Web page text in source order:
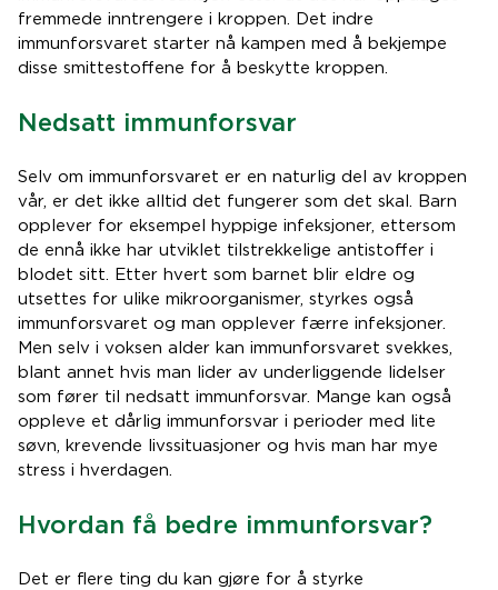
fremmede inntrengere i kroppen. Det indre
immunforsvaret starter nå kampen med å bekjempe
disse smittestoffene for å beskytte kroppen.
Nedsatt immunforsvar
Selv om immunforsvaret er en naturlig del av kroppen
vår, er det ikke alltid det fungerer som det skal. Barn
opplever for eksempel hyppige infeksjoner, ettersom
de ennå ikke har utviklet tilstrekkelige antistoffer i
blodet sitt. Etter hvert som barnet blir eldre og
utsettes for ulike mikroorganismer, styrkes også
immunforsvaret og man opplever færre infeksjoner.
Men selv i voksen alder kan immunforsvaret svekkes,
blant annet hvis man lider av underliggende lidelser
som fører til nedsatt immunforsvar. Mange kan også
oppleve et dårlig immunforsvar i perioder med lite
søvn, krevende livssituasjoner og hvis man har mye
stress i hverdagen.
Hvordan få bedre immunforsvar?
Det er flere ting du kan gjøre for å styrke